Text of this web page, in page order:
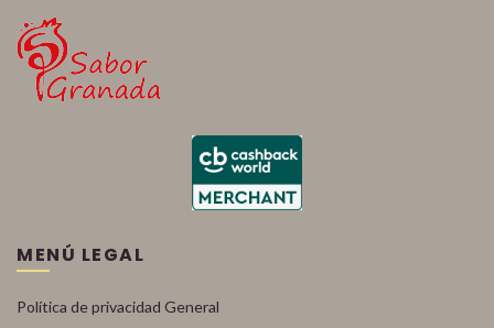
MENÚ LEGAL
Política de privacidad General